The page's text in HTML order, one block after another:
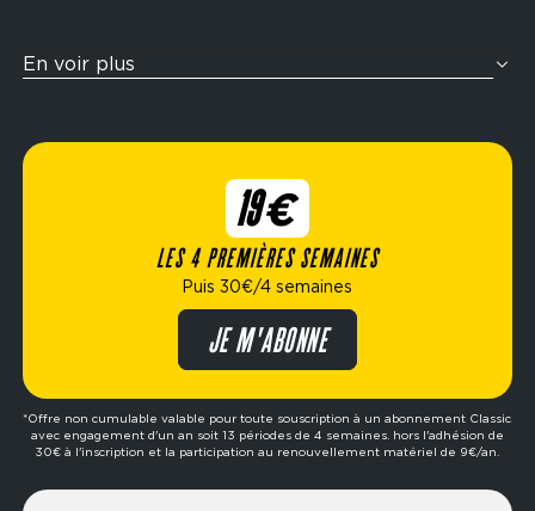
En voir plus
Tu veux t’entraîner comme un athlète ? Nos zones
cross-training sont pensées pour te challenger
la compétition Hyrox : rameur, wall balls, sled
push, ski-erg et bien plus encore. Idéal pour
améliorer ton endurance, ta force et ta condition
Élue meilleure marque de fitness de l’année,
Fitness Park propose des formules flexibles
adaptées à ton mode de vie : abonnement dès
19€/4 semaines, options avec ou sans engagement,
formule premium, etc. Prêt à passer à l’action ?
Réserve ta séance d’essai gratuite dans le club de
19€
LES 4 PREMIÈRES SEMAINES
Puis 30€/4 semaines
JE M'ABONNE
*Offre non cumulable valable pour toute souscription à un abonnement Classic
avec engagement d'un an soit 13 périodes de 4 semaines. hors l'adhésion de
30€ à l'inscription et la participation au renouvellement matériel de 9€/an.